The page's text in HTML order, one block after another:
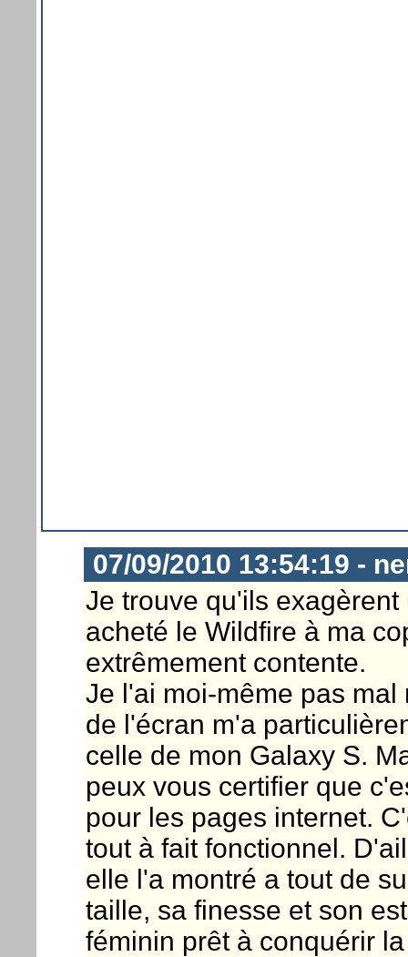
07/09/2010 13:54:19 -
Je trouve qu'ils
acheté le Wildfire à ma
extrêmement contente.
Je l'ai moi-même pas
de l'écran m'a
celle de mon Galaxy S.
peux vous certifier que
pour les pages internet.
tout à fait fonctionnel.
elle l'a montré a tout de
taille, sa finesse et son
féminin prêt à conquérir